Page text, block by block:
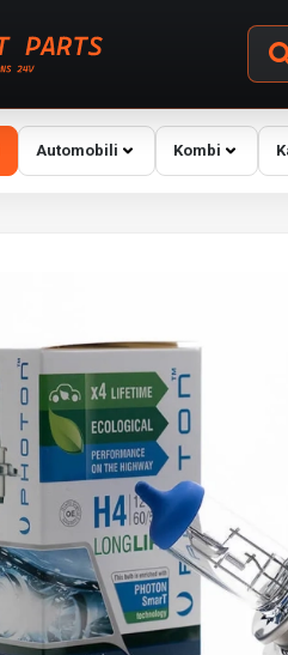
Automobili Kombi